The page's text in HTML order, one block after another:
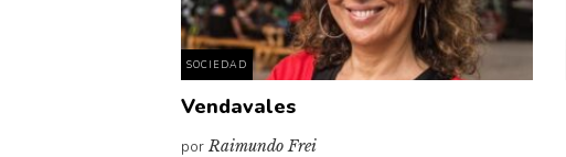
SOCIEDAD
Vendavales
porRaimundo Frei